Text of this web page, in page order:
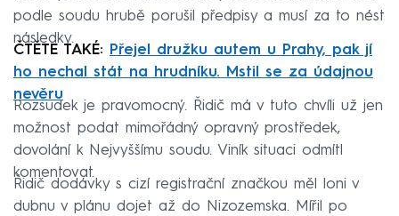
podle soudu hrubě porušil předpisy a musí za to nést
následky.
ČTĚTE TAKÉ:
Přejel družku autem u Prahy, pak jí
ho nechal stát na hrudníku. Mstil se za údajnou
nevěru
Rozsudek je pravomocný. Řidič má v tuto chvíli už jen
možnost podat mimořádný opravný prostředek,
dovolání k Nejvyššímu soudu. Viník situaci odmítl
komentovat.
Řidič dodávky s cizí registrační značkou měl loni v
dubnu v plánu dojet až do Nizozemska. Mířil po